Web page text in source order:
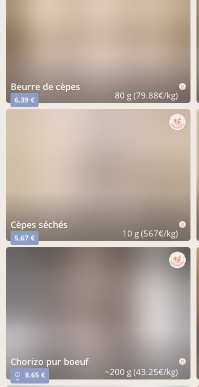
beurre de cèpes
6,39 € 80 g (79.88€/kg)
cèpes séchés
5,67 € 10 g (567€/kg)
chorizo pur boeuf
info_outline
~ 8,65 € ~200 g (43.25€/kg)